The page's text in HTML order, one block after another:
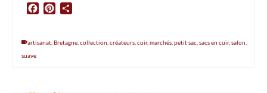
FacebookPinterest
artisanat Bretagne collection créateurs cuir, marchés petit sac sacs en cuir, salon
suave